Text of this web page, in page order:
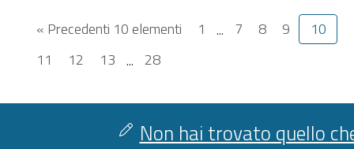
« Precedenti 10 elementi 1 ... 7 8 9
10
11
12 13 ... 28
Non hai trovato quello